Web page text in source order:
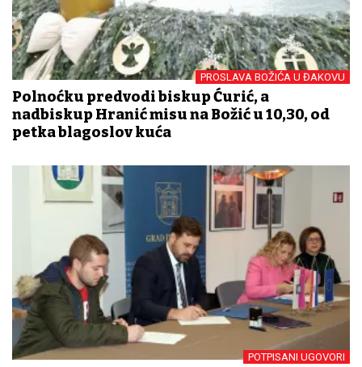
PROSLAVA BOŽIĆA U ĐAKOVU
Polnoćku predvodi biskup Ćurić, a
nadbiskup Hranić misu na Božić u 10,30, od
petka blagoslov kuća
POTPISANI UGOVORI